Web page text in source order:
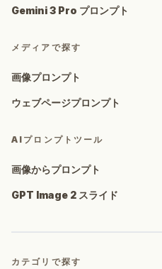
Gemini 3 Pro プロンプト
メディアで探す
画像プロンプト
ウェブページプロンプト
AIプロンプトツール
画像からプロンプト
GPT Image 2 スライド
カテゴリで探す